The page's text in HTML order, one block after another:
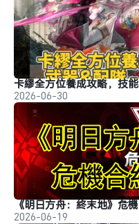
2026-06-30
2026-06-19